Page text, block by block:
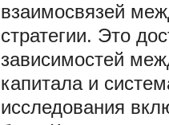
взаимосвязей
стратегии. Это
зависимостей
капитала и
исследования